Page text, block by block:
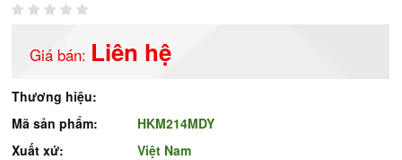
Giá bán: Liên hệ
Thương hiệu:
Mã sản phẩm:
HKM214MDY
Xuất xứ:
Việt Nam